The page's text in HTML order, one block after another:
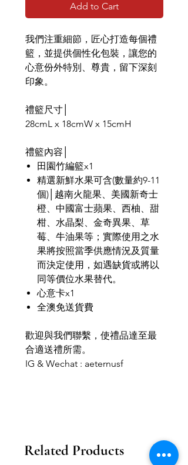
Add to Cart
我們注重細節，匠心打造每個禮
籃，並提供個性化包裝，讓您的
心意份外特別、尊貴，留下深刻
印象。
禮籃尺寸│
28cmL x 18cmW x 15cmH
禮籃內容│
田園竹編籃x1
精選新鮮水果可含(數量約9-11
個)│越南火龍果、美國新奇士
橙、中國富士蘋果、西柚、甜
柑、水晶梨、金奇異果、草
莓、牛油果等；實際使用之水
果將按照當季供應情況及質量
而決定使用，如遇缺貨或將以
同等價位水果替代。
心意卡x1
全澳免送貨費
歡迎與我們聯繫，使禮品達至最
合適送禮所需。
IG & Wechat : aeternusf
Related Products